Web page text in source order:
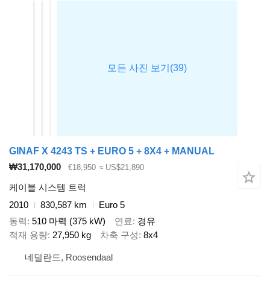
GINAF X 4243 TS + EURO 5 + 8X4 + MANUAL
₩31,170,000
€18,950 ≈ US$21,890
케이블 시스템 트럭
2010
830,587 km
Euro 5
동력 510 마력 (375 kW) 연료
경유
적재 용량 27,950 kg 차축 구성 8x4
네덜란드, Roosendaal